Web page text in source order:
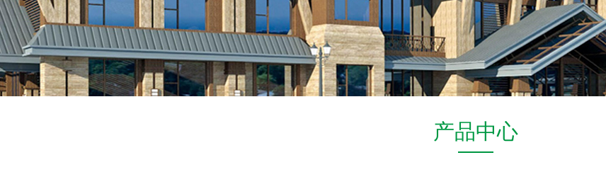
产品中心